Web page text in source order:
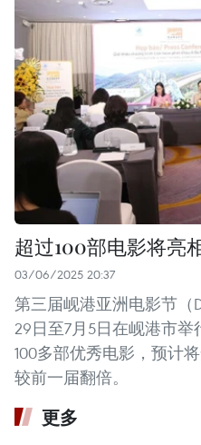
超过100部电影将亮
03/06/2025 20:37
第三届岘港亚洲电影节（
29日至7月5日在岘港市
100多部优秀电影，预计
较前一届翻倍。
更多